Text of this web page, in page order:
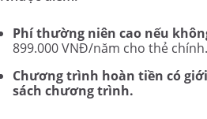
Phí thường niên cao nếu
899.000 VNĐ/năm cho thẻ chính.
Chương trình hoàn tiền có
sách chương trình.